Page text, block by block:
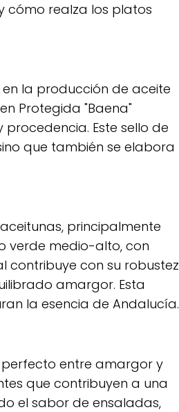
cómo realza los platos
la producción de aceite
Protegida "Baena"
Este sello de
que también se elabora
principalmente
verde medio-alto, con
contribuye con su robustez
amargor. Esta
la esencia de Andalucía.
perfecto entre amargor y
que contribuyen a una
el sabor de ensaladas,